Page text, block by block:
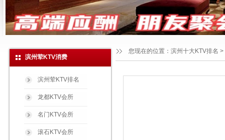
滨州荤KTV消费
滨州荤KTV排名
龙都KTV会所
名门KTV会所
滚石KTV会所
您现在的位置： 滨州十大KTV排名 >